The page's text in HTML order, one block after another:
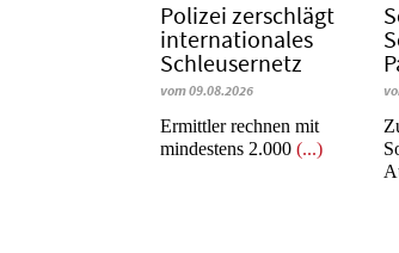
Polizei zerschlägt
internationales
Schleusernetz
vom 09.08.2026
Ermittler rechnen mit
mindestens 2.000 (...)